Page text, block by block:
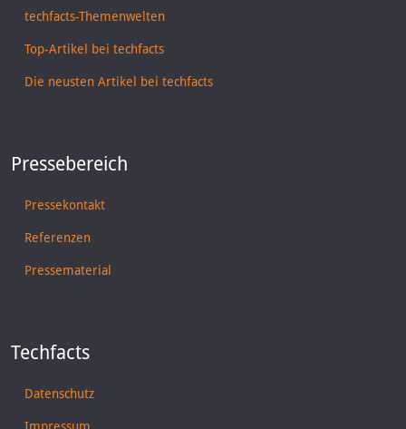
techfacts-Themenwelten
Top-Artikel bei techfacts
Die neusten Artikel bei techfacts
Pressebereich
Pressekontakt
Referenzen
Pressematerial
Techfacts
Datenschutz